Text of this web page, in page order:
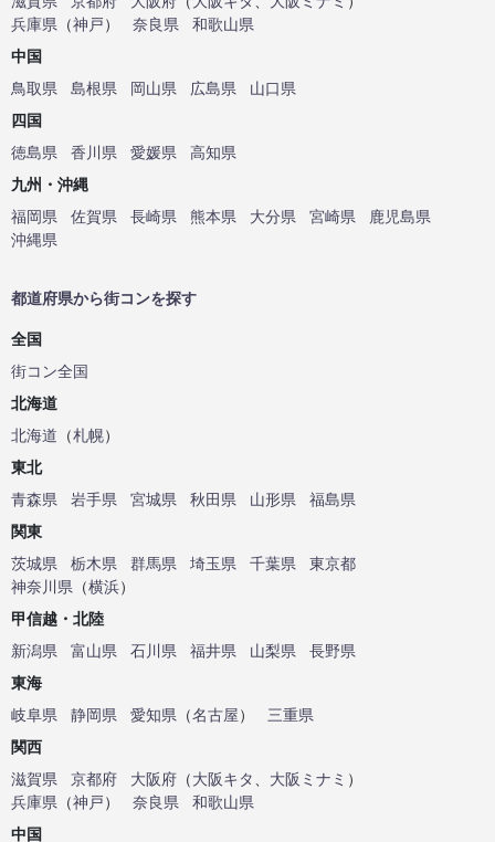
兵庫県 （神戸） 奈良県
和歌山県
中国
鳥取県
島根県 岡山県 広島県
山口県
四国
徳島県
香川県 愛媛県
高知県
九州・沖縄
福岡県
佐賀県 長崎県 熊本県 大分県 宮崎県
鹿児島県
沖縄県
都道府県から街コンを探す
全国
街コン全国
北海道
北海道 （札幌）
東北
青森県
岩手県 宮城県 秋田県 山形県
福島県
関東
茨城県
栃木県 群馬県 埼玉県 千葉県
東京都
神奈川県 （横浜）
甲信越・北陸
新潟県
富山県 石川県 福井県 山梨県
長野県
東海
岐阜県
静岡県 愛知県 （名古屋）
三重県
関西
滋賀県
京都府 大阪府 （大阪キタ 大阪ミナミ ）
兵庫県 （神戸） 奈良県
和歌山県
中国